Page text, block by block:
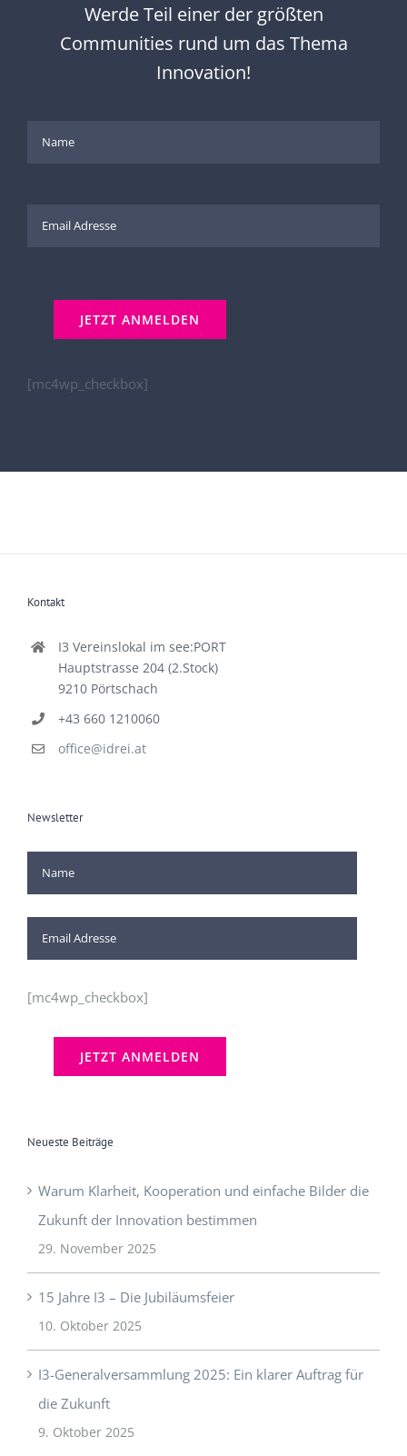
Werde Teil einer der größten
Communities rund um das Thema
Innovation!
[mc4wp_checkbox]
Kontakt
I3 Vereinslokal im see:PORT
Hauptstrasse 204 (2.Stock)
9210 Pörtschach
+43 660 1210060
office@idrei.at
Newsletter
[mc4wp_checkbox]
Neueste Beiträge
Warum Klarheit, Kooperation und einfache Bilder die
Zukunft der Innovation bestimmen
29. November 2025
15 Jahre I3 – Die Jubiläumsfeier
10. Oktober 2025
I3-Generalversammlung 2025: Ein klarer Auftrag für
die Zukunft
9. Oktober 2025